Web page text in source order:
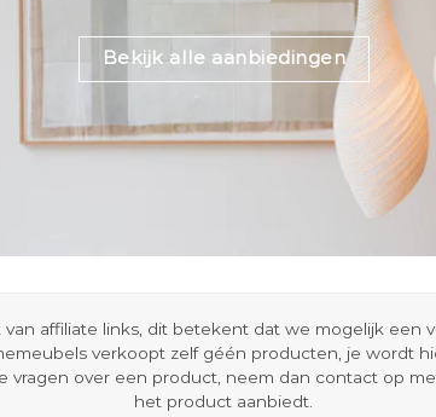
Bekijk alle aanbiedingen
affiliate links, dit betekent dat we mogelijk een
verkoopt zelf géén producten, je wordt
vragen over een product, neem dan contact op
het product aanbiedt.